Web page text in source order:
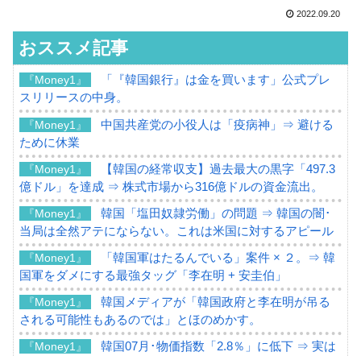
2022.09.20
おススメ記事
『Money1』
「『韓国銀行』は金を買います」公式プレ
スリリースの中身。
『Money1』
中国共産党の小役人は「疫病神」⇒ 避ける
ために休業
『Money1』
【韓国の経常収支】過去最大の黒字「497.3
億ドル」を達成 ⇒ 株式市場から316億ドルの資金流出。
『Money1』
韓国「塩田奴隷労働」の問題 ⇒ 韓国の闇･
当局は全然アテにならない。これは米国に対するアピール
『Money1』
「韓国軍はたるんでいる」案件 × ２。⇒ 韓
国軍をダメにする最強タッグ「李在明 + 安圭伯」
『Money1』
韓国メディアが「韓国政府と李在明が吊る
される可能性もあるのでは」とほのめかす。
『Money1』
韓国07月･物価指数「2.8％」に低下 ⇒ 実は